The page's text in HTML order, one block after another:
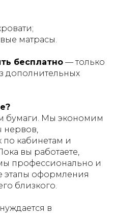
матрасы.
бесплатно — только
дополнительных
бумаги. Мы экономим
нервов,
кабинетам и
вы работаете,
профессионально и
этапы оформления
близкого.
в